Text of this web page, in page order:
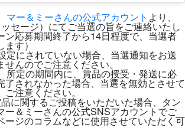
マー＆ミーさんの公式アカウント より、
セージ）にてご当選の旨をご連絡いたし
ン応募期間終了から14日程度で、当選者
ます）
定にされていない場合、当選通知をお送
せんのでご注意ください。
所定の期間内に、賞品の授受・発送に必
了されなかった場合、当選を無効とさせて
ご注意ください。
に関するご投稿をいただいた場合、タン
ー＆ミーさんの公式SNSアカウントでご
ージのコラムなどに使用させていただく可